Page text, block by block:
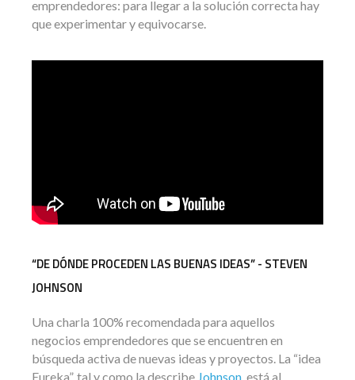
emprendedores: para llegar a la solución correcta hay
que experimentar y equivocarse.
“DE DÓNDE PROCEDEN LAS BUENAS IDEAS” - STEVEN
JOHNSON
Una charla 100% recomendada para aquellos
negocios emprendedores que se encuentren en
búsqueda activa de nuevas ideas y proyectos. La “idea
Eureka”, tal y como la describe Johnson , está al